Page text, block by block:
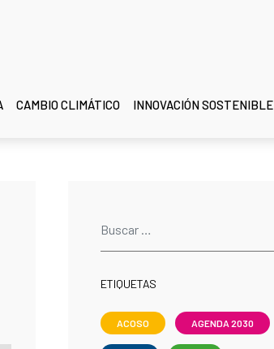
CAMBIO CLIMÁTICO INNOVACIÓN SOSTENIBLE
ETIQUETAS
ACOSO AGENDA 2030